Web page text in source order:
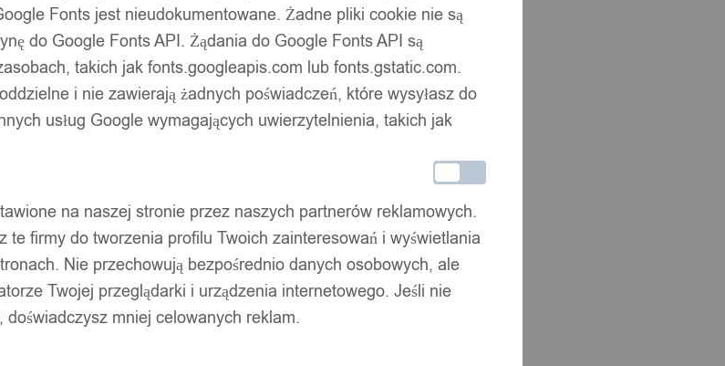
Fonts jest nieudokumentowane. Żadne pliki cookie nie są
do Google Fonts API. Żądania do Google Fonts API są
takich jak fonts.googleapis.com lub fonts.gstatic.com.
i nie zawierają żadnych poświadczeń, które wysyłasz do
usług Google wymagających uwierzytelnienia, takich jak
na naszej stronie przez naszych partnerów reklamowych.
te firmy do tworzenia profilu Twoich zainteresowań i wyświetlania
Nie przechowują bezpośrednio danych osobowych, ale
Twojej przeglądarki i urządzenia internetowego. Jeśli nie
mniej celowanych reklam.